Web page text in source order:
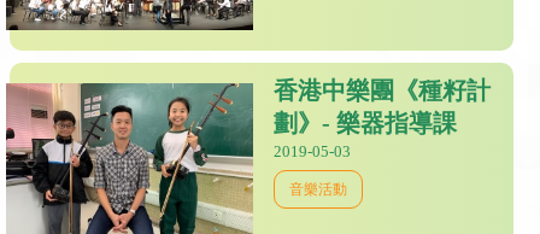
香港中樂團《種籽計
劃》- 樂器指導課
2019-05-03
音樂活動